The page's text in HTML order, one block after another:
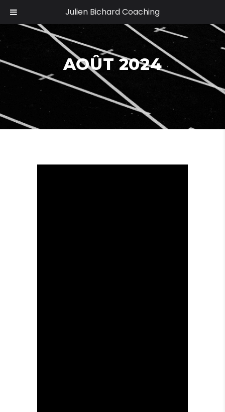
AOÛT 2024
Julien Bichard Coaching